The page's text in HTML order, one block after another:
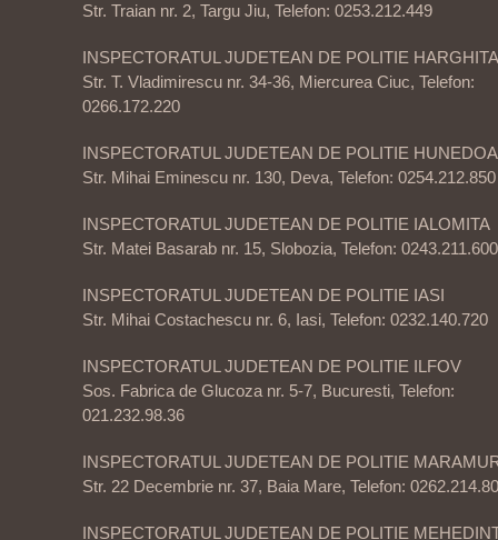
Str. Traian nr. 2, Targu Jiu, Telefon: 0253.212.449
INSPECTORATUL JUDETEAN DE POLITIE HARGHITA
Str. T. Vladimirescu nr. 34-36, Miercurea Ciuc, Telefon:
0266.172.220
INSPECTORATUL JUDETEAN DE POLITIE
Str. Mihai Eminescu nr. 130, Deva, Telefon: 0254.212.850
INSPECTORATUL JUDETEAN DE POLITIE IALOMITA
Str. Matei Basarab nr. 15, Slobozia, Telefon: 0243.211.600
INSPECTORATUL JUDETEAN DE POLITIE IASI
Str. Mihai Costachescu nr. 6, Iasi, Telefon: 0232.140.720
INSPECTORATUL JUDETEAN DE POLITIE ILFOV
Sos. Fabrica de Glucoza nr. 5-7, Bucuresti, Telefon:
021.232.98.36
INSPECTORATUL JUDETEAN DE POLITIE
Str. 22 Decembrie nr. 37, Baia Mare, Telefon:
INSPECTORATUL JUDETEAN DE POLITIE